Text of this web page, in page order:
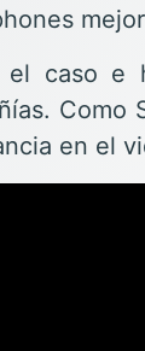
el caso e
Como
en el